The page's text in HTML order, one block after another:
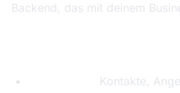
Backend, das mit deinem
Kontakte,